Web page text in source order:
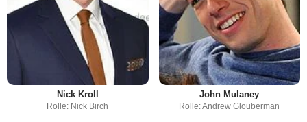
Nick Kroll
Rolle: Nick Birch
John Mulaney
Rolle: Andrew Glouberman